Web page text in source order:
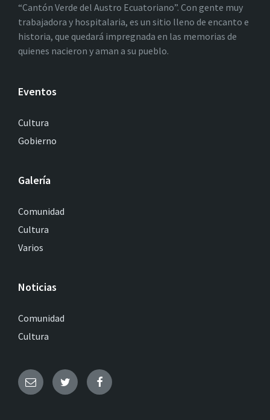
“Cantón Verde del Austro Ecuatoriano”. Con gente muy
trabajadora y hospitalaria, es un sitio lleno de encanto e
historia, que quedará impregnada en las memorias de
quienes nacieron y aman a su pueblo.
Eventos
Cultura
Gobierno
Galería
Comunidad
Cultura
Varios
Noticias
Comunidad
Cultura